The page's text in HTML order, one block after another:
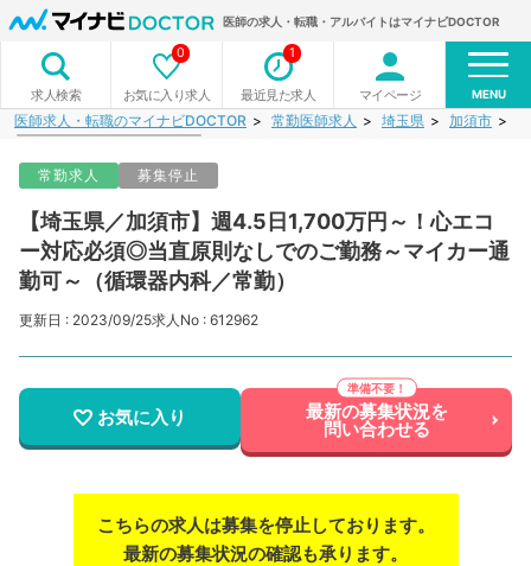
医師の求人・転職・アルバイトはマイナビDOCTOR
求人検索 お気に入り求人
0
最近見た求人
1
マイページ MENU
医師求人・転職のマイナビDOCTOR 常勤医師求人 埼玉県 加須市
常勤求人 募集停止
【埼玉県／加須市】週4.5日1,700万円～！心エコ
ー対応必須◎当直原則なしでのご勤務～マイカー通
勤可～（循環器内科／常勤）
更新日 : 2023/09/25求人No : 612962
お気に入り 最新の募集状況を
問い合わせる
こちらの求人は募集を停止しております。
最新の募集状況の確認も承ります。